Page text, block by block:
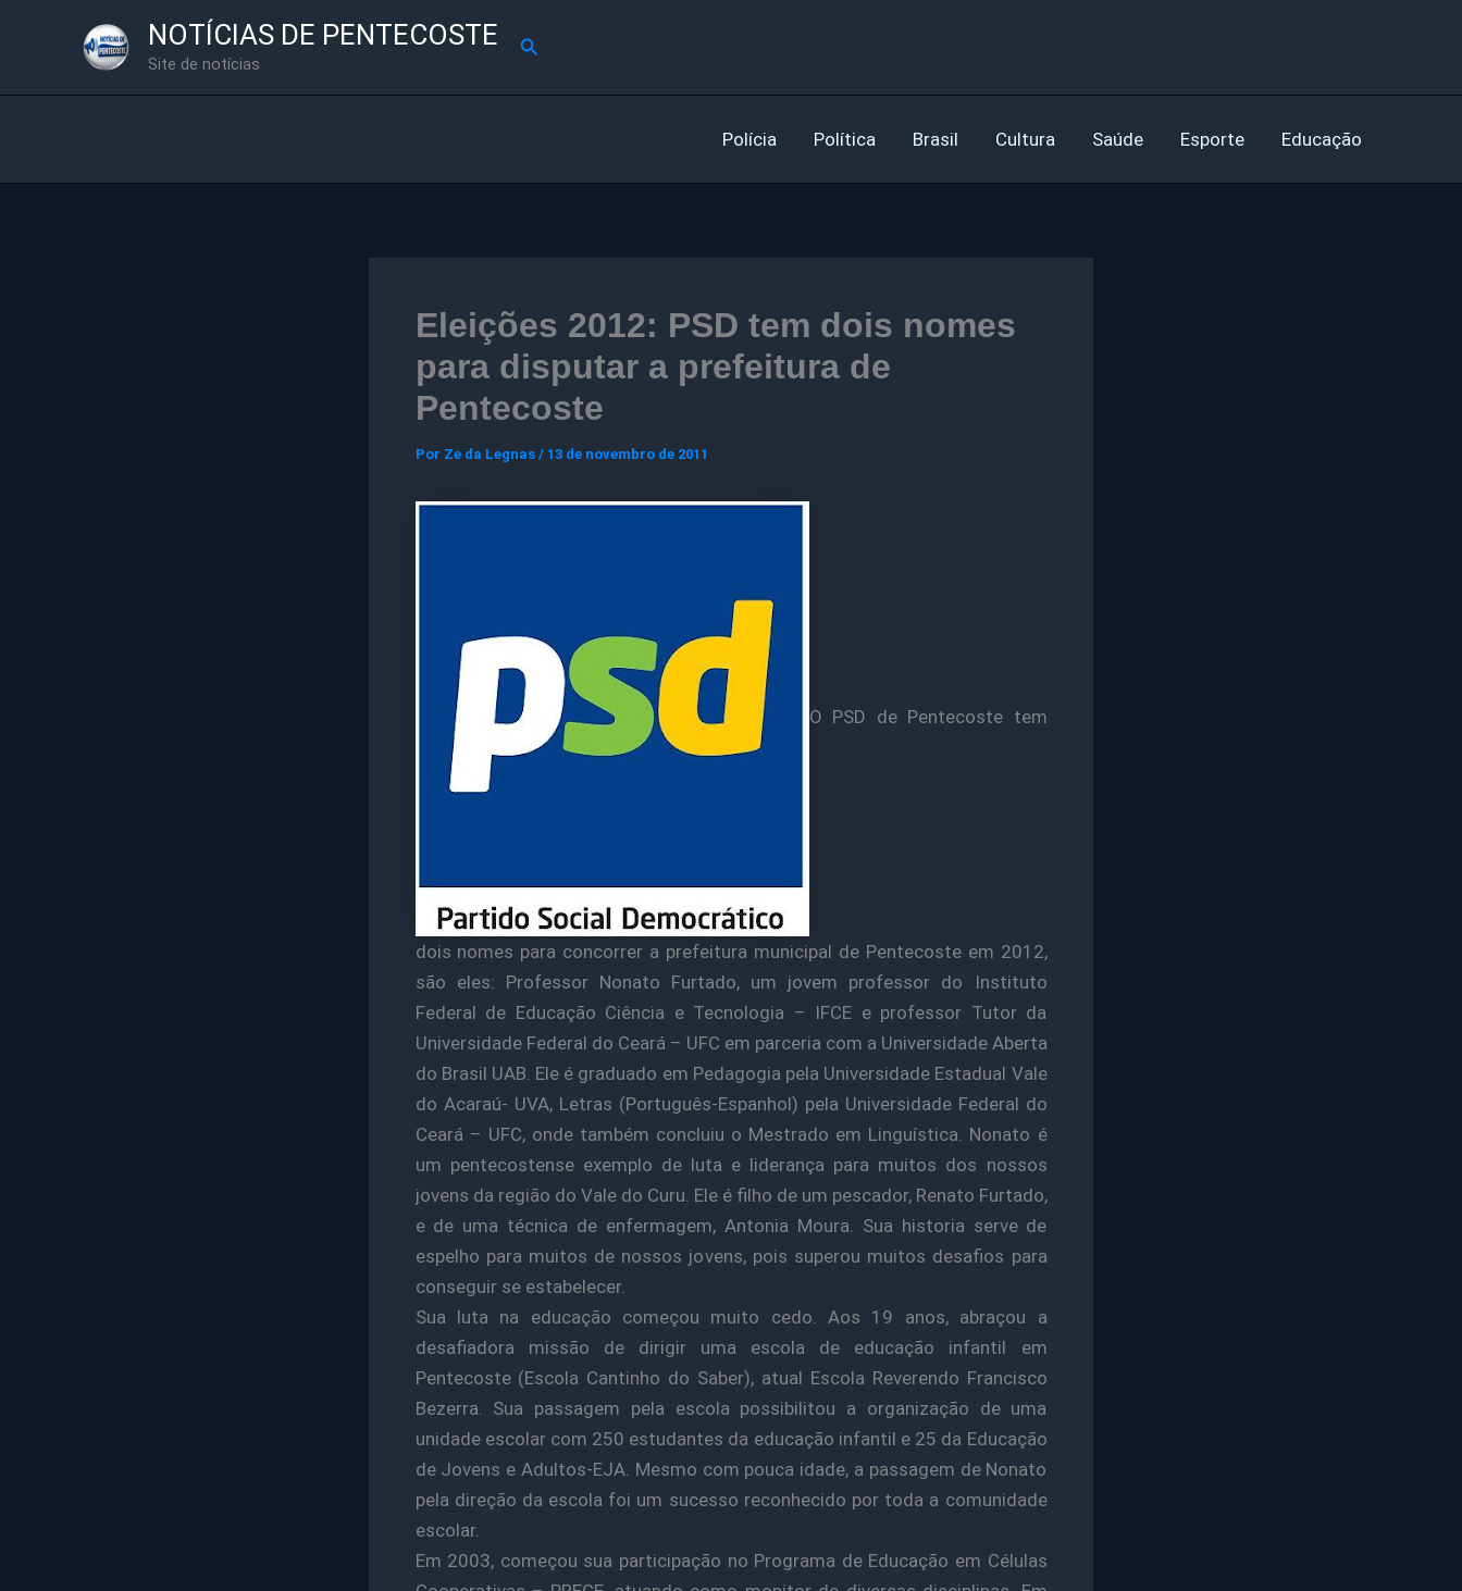
NOTÍCIAS DE PENTECOSTE
Site de notícias
Pesquisar
Polícia Política Brasil Cultura Saúde Esporte Educação
Eleições 2012: PSD tem dois nomes
para disputar a prefeitura de
Pentecoste
Por Ze da Legnas / 13 de novembro de 2011
O PSD de Pentecoste tem
dois nomes para concorrer a prefeitura municipal de Pentecoste em 2012,
são eles: Professor Nonato Furtado, um jovem professor do Instituto
Federal de Educação Ciência e Tecnologia – IFCE e professor Tutor da
Universidade Federal do Ceará – UFC em parceria com a Universidade Aberta
do Brasil UAB. Ele é graduado em Pedagogia pela Universidade Estadual Vale
do Acaraú- UVA, Letras (Português-Espanhol) pela Universidade Federal do
Ceará – UFC, onde também concluiu o Mestrado em Linguística. Nonato é
um pentecostense exemplo de luta e liderança para muitos dos nossos
jovens da região do Vale do Curu. Ele é filho de um pescador, Renato Furtado,
e de uma técnica de enfermagem, Antonia Moura. Sua historia serve de
espelho para muitos de nossos jovens, pois superou muitos desafios para
conseguir se estabelecer.
Sua luta na educação começou muito cedo. Aos 19 anos, abraçou a
desafiadora missão de dirigir uma escola de educação infantil em
Pentecoste (Escola Cantinho do Saber), atual Escola Reverendo Francisco
Bezerra. Sua passagem pela escola possibilitou a organização de uma
unidade escolar com 250 estudantes da educação infantil e 25 da Educação
de Jovens e Adultos-EJA. Mesmo com pouca idade, a passagem de Nonato
pela direção da escola foi um sucesso reconhecido por toda a comunidade
escolar.
Em 2003, começou sua participação no Programa de Educação em Células